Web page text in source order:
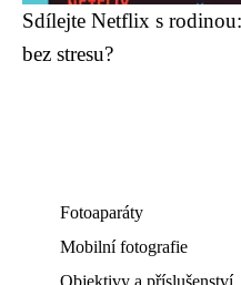
Sdílejte Netflix s
bez stresu?
Fotoaparáty
Mobilní fotografie
Objektivy a příslušenství